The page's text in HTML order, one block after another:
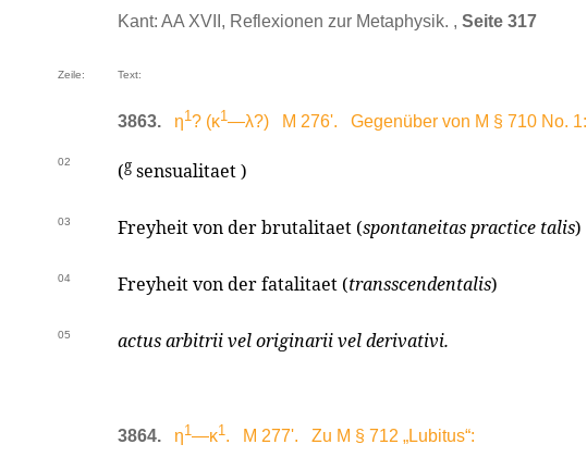
Kant: AA XVII, Reflexionen zur Metaphysik. , Seite 317
Zeile: Text:
3863. η1? (κ1—λ?) M 276'. Gegenüber von M § 710 No. 1:
02 (g sensualitaet )
03 Freyheit von der brutalitaet (spontaneitas practice talis)
04 Freyheit von der fatalitaet (transscendentalis)
05 actus arbitrii vel originarii vel derivativi.
3864. η1—κ1. M 277'. Zu M § 712 „Lubitus“: